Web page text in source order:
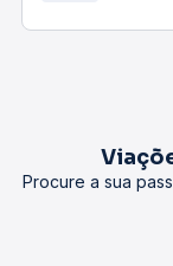
Procure a sua